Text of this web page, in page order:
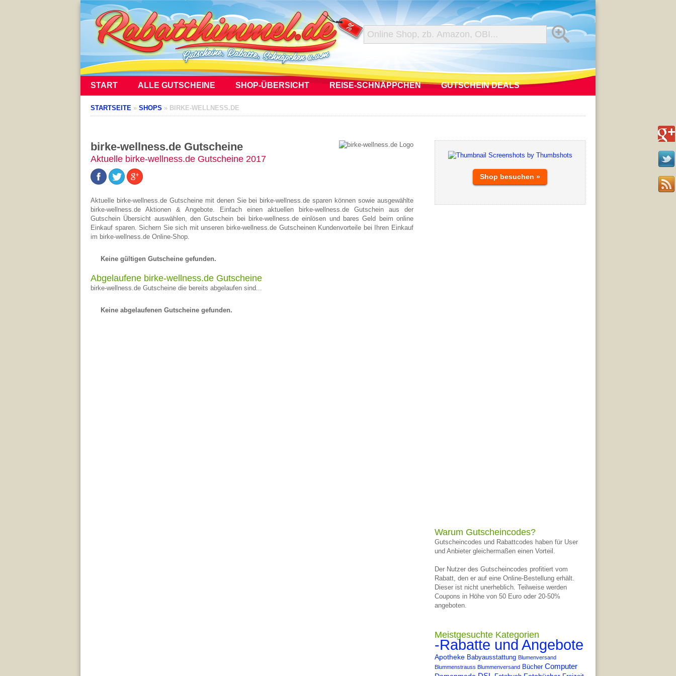
START ALLE GUTSCHEINE SHOP-ÜBERSICHT REISE-SCHNÄPPCHEN GUTSCHEIN DEALS
STARTSEITE » SHOPS » BIRKE-WELLNESS.DE
birke-wellness.de Gutscheine
Aktuelle birke-wellness.de Gutscheine 2017
Aktuelle birke-wellness.de Gutscheine mit denen Sie bei birke-wellness.de sparen können sowie ausgewählte
birke-wellness.de Aktionen & Angebote. Einfach einen aktuellen birke-wellness.de Gutschein aus der
Gutschein Übersicht auswählen, den Gutschein bei birke-wellness.de einlösen und bares Geld beim online
Einkauf sparen. Sichern Sie sich mit unseren birke-wellness.de Gutscheinen Kundenvorteile bei Ihren Einkauf
im birke-wellness.de Online-Shop.
Keine gültigen Gutscheine gefunden.
Abgelaufene birke-wellness.de Gutscheine
birke-wellness.de Gutscheine die bereits abgelaufen sind...
Keine abgelaufenen Gutscheine gefunden.
Shop besuchen »
Warum Gutscheincodes?
Gutscheincodes und Rabattcodes haben für User
und Anbieter gleichermaßen einen Vorteil.
Der Nutzer des Gutscheincodes profitiert vom
Rabatt, den er auf eine Online-Bestellung erhält.
Dieser ist nicht unerheblich. Teilweise werden
Coupons in Höhe von 50 Euro oder 20-50%
angeboten.
Meistgesuchte Kategorien
-Rabatte und Angebote
Apotheke Babyausstattung Blumenversand
Blummenstrauss Blummenversand Bücher Computer